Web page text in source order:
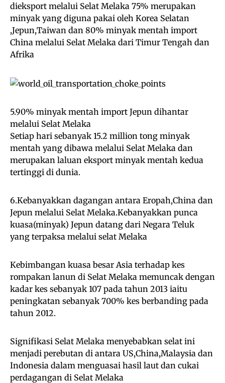
dieksport melalui Selat Melaka 75% merupakan
minyak yang diguna pakai oleh Korea Selatan
,Jepun,Taiwan dan 80% minyak mentah import
China melalui Selat Melaka dari Timur Tengah dan
Afrika
5.90% minyak mentah import Jepun dihantar
melalui Selat Melaka
Setiap hari sebanyak 15.2 million tong minyak
mentah yang dibawa melalui Selat Melaka dan
merupakan laluan eksport minyak mentah kedua
tertinggi di dunia.
6.Kebanyakkan dagangan antara Eropah,China dan
Jepun melalui Selat Melaka.Kebanyakkan punca
kuasa(minyak) Jepun datang dari Negara Teluk
yang terpaksa melalui selat Melaka
Kebimbangan kuasa besar Asia terhadap kes
rompakan lanun di Selat Melaka memuncak dengan
kadar kes sebanyak 107 pada tahun 2013 iaitu
peningkatan sebanyak 700% kes berbanding pada
tahun 2012.
Signifikasi Selat Melaka menyebabkan selat ini
menjadi perebutan di antara US,China,Malaysia dan
Indonesia dalam menguasai hasil laut dan cukai
perdagangan di Selat Melaka